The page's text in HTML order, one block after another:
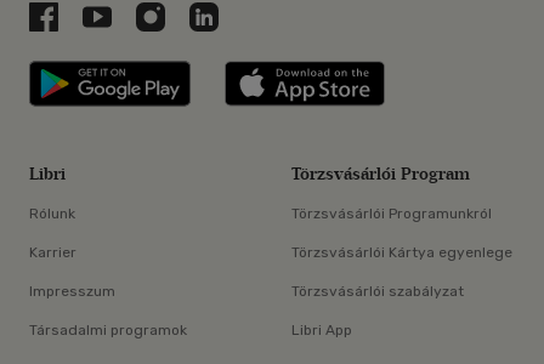
Libri a Facebookon
Libri a Youtube-on
Libri az Instagramon
Libri a LinkedInen
Libri applikáció Szerezd meg: Google
Libri
Rólunk
Karrier
Impresszum
Társadalmi programok
Törzsvásárlói Program
Törzsvásárlói Programunkról
Törzsvásárlói Kártya egyenlege
Törzsvásárlói szabályzat
Libri App